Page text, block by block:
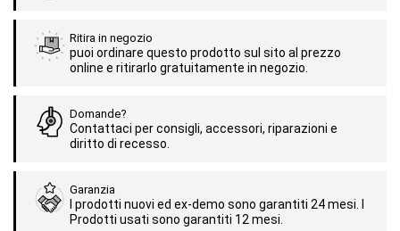
Ritira in negozio
puoi ordinare questo prodotto sul sito al prezzo
online e ritirarlo gratuitamente in negozio.
Domande?
Contattaci per consigli, accessori, riparazioni e
diritto di recesso.
Garanzia
I prodotti nuovi ed ex-demo sono garantiti 24 mesi. I
Prodotti usati sono garantiti 12 mesi.